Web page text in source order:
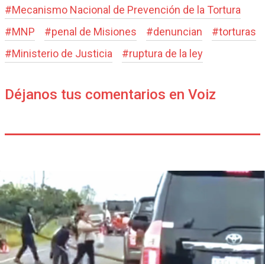
#Mecanismo Nacional de Prevención de la Tortura
#MNP #penal de Misiones #denuncian #torturas
#Ministerio de Justicia #ruptura de la ley
Déjanos tus comentarios en Voiz